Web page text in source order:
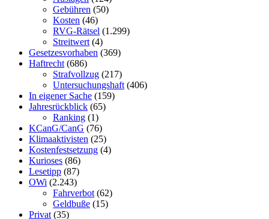
Gebühren (50)
Kosten (46)
RVG-Rätsel (1.299)
Streitwert (4)
Gesetzesvorhaben (369)
Haftrecht (686)
Strafvollzug (217)
Untersuchungshaft (406)
In eigener Sache (159)
Jahresrückblick (65)
Ranking (1)
KCanG/CanG (76)
Klimaaktivisten (25)
Kostenfestsetzung (4)
Kurioses (86)
Lesetipp (87)
OWi (2.243)
Fahrverbot (62)
Geldbuße (15)
Privat (35)